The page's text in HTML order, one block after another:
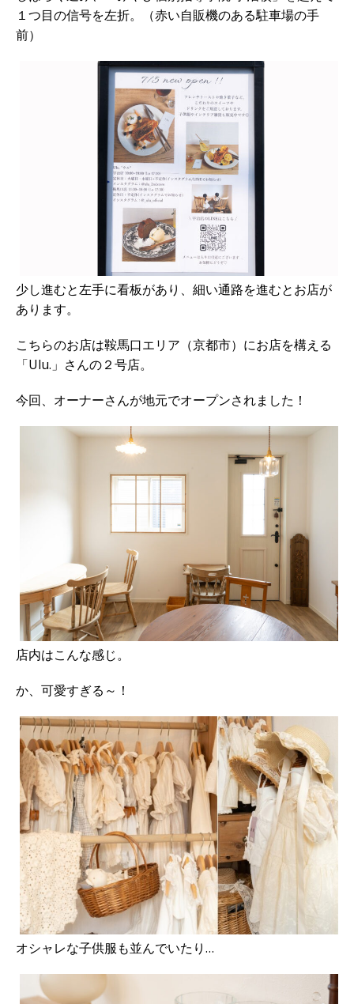
１つ目の信号を左折。（赤い自販機のある駐車場の手
前）
少し進むと左手に看板があり、細い通路を進むとお店が
あります。
こちらのお店は鞍馬口エリア（京都市）にお店を構える
「Ulu.」さんの２号店。
今回、オーナーさんが地元でオープンされました！
店内はこんな感じ。
か、可愛すぎる～！
オシャレな子供服も並んでいたり…